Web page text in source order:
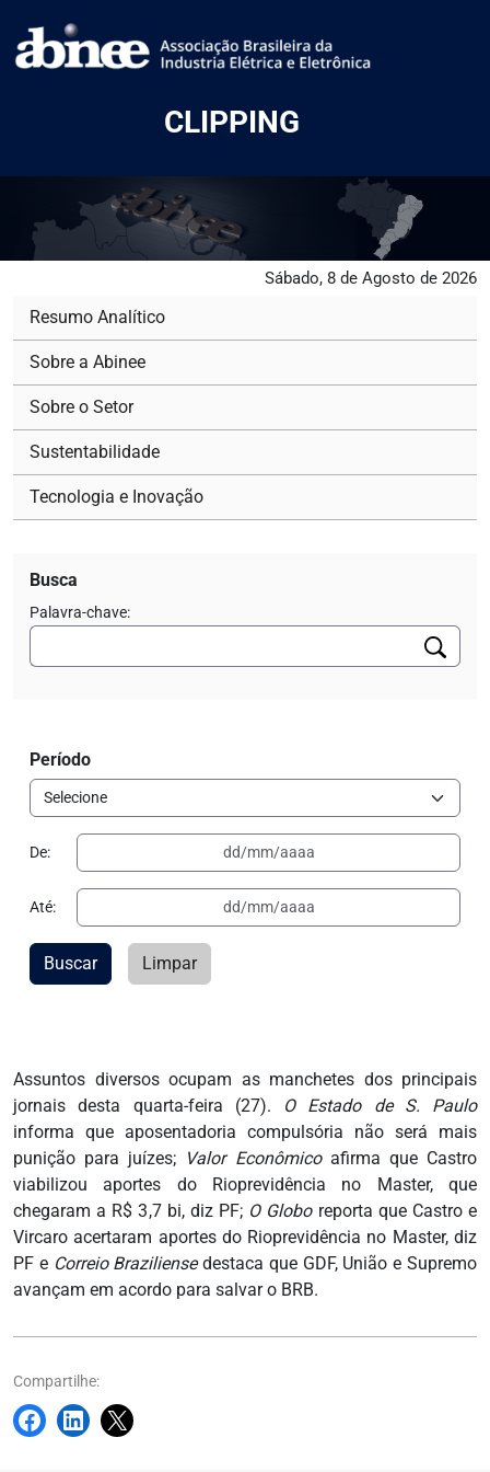
CLIPPING
Sábado, 8 de Agosto de 2026
Assuntos diversos ocupam as manchetes dos principais
jornais desta quarta-feira (27).
O Estado de S. Paulo
informa que aposentadoria compulsória não será mais
punição para juízes; Valor Econômicoafirma que Castro
viabilizou aportes do Rioprevidência no Master, que
chegaram a R$ 3,7 bi, diz PF; O Globoreporta que Castro e
Vircaro acertaram aportes do Rioprevidência no Master, diz
PF e Correio Braziliensedestaca que GDF, União e Supremo
avançam em acordo para salvar o BRB.
Compartilhe:
Resumo Analítico
Sobre a Abinee
Sobre o Setor
Sustentabilidade
Tecnologia e Inovação
Busca
Palavra-chave:
Período
De:
Até:
Buscar Limpar